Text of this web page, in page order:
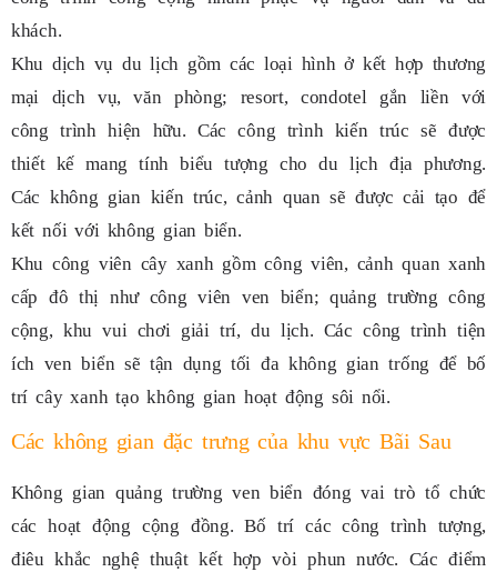
khách.
Khu dịch vụ du lịch gồm các loại hình ở kết hợp thương
mại dịch vụ, văn phòng; resort, condotel gắn liền với
công trình hiện hữu. Các công trình kiến trúc sẽ được
thiết kế mang tính biểu tượng cho du lịch địa phương.
Các không gian kiến trúc, cảnh quan sẽ được cải tạo để
kết nối với không gian biển.
Khu công viên cây xanh gồm công viên, cảnh quan xanh
cấp đô thị như công viên ven biển; quảng trường công
cộng, khu vui chơi giải trí, du lịch. Các công trình tiện
ích ven biển sẽ tận dụng tối đa không gian trống để bố
trí cây xanh tạo không gian hoạt động sôi nổi.
Các không gian đặc trưng của khu vực Bãi Sau
Không gian quảng trường ven biển đóng vai trò tổ chức
các hoạt động cộng đồng. Bố trí các công trình tượng,
điêu khắc nghệ thuật kết hợp vòi phun nước. Các điểm